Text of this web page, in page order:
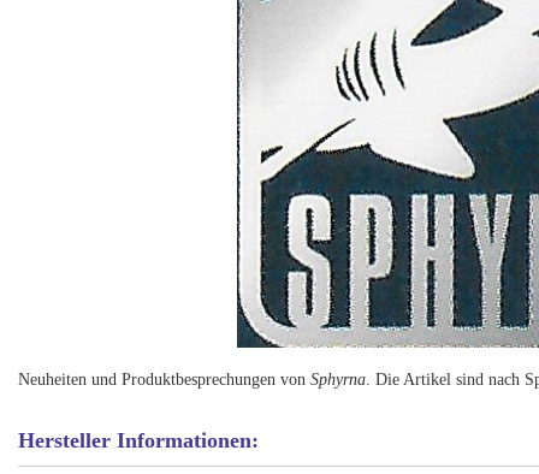
Neuheiten und Produktbesprechungen vonSphyrna . Die Artikel sind nach
Hersteller Informationen: